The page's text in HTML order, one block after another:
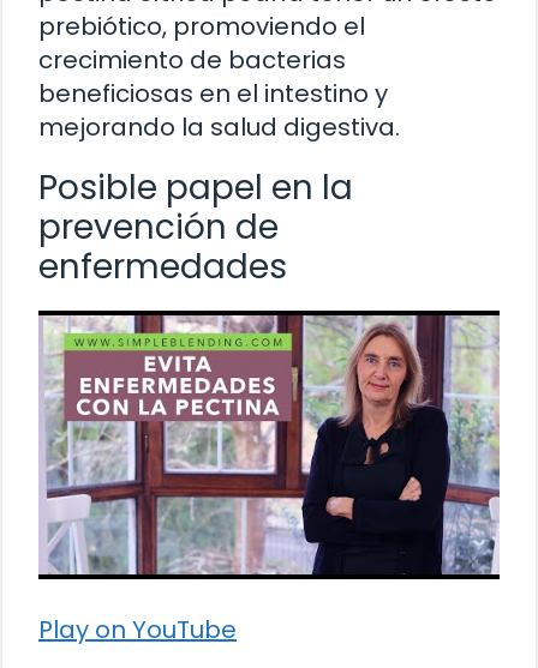
prebiótico, promoviendo el
crecimiento de bacterias
beneficiosas en el intestino y
mejorando la salud digestiva.
Posible papel en la
prevención de
enfermedades
Play on YouTube